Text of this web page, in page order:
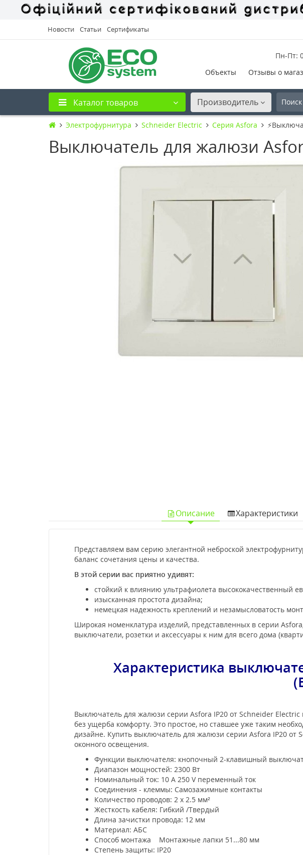
Новости Статьи Сертификаты
Пн-Пт:
Объекты
Отзывы о
Каталог товаров Производитель
Электрофурнитура Schneider Electric Серия Asfora
Выключатель для жалюзи
Описание Характеристики
Представляем вам серию элегантной неброской
баланс сочетания цены и качества.
В этой серии вас приятно удивят:
стойкий к влиянию ультрафиолета высококачественный
изысканная простота дизайна;
немецкая надежность креплений и незамысловатость
Широкая номенклатура изделий, представленных в серии
выключатели, розетки и аксессуары к ним для всего дома
Характеристика
Выключатель для жалюзи серии Asfora IP20 от Schneider
без ущерба комфорту. Это простое, но ставшее уже таким
дизайне. Купить выключатель для жалюзи серии Asfora IP20 от
оконного освещения.
Функции выключателя: кнопочный 2-клавишный
Диапазон мощностей: 2300 Вт
Номинальный ток: 10 A 250 V переменный ток
Соединения - клеммы: Самозажимные контакты
Количество проводов: 2 x 2.5 мм²
Жесткость кабеля: Гибкий /Твердый
Длина зачистки провода: 12 мм
Материал: АБС
Способ монтажа Монтажные лапки 51...80 мм
Степень защиты: IP20